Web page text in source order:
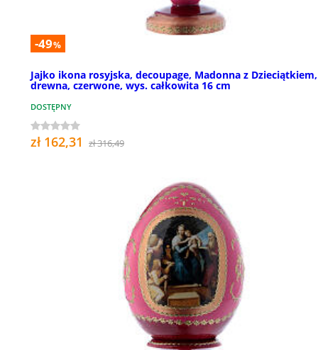
-49%
Jajko ikona rosyjska, decoupage, Madonna z
drewna, czerwone, wys. całkowita 16 cm
DOSTĘPNY
zł 162,31 zł 316,49